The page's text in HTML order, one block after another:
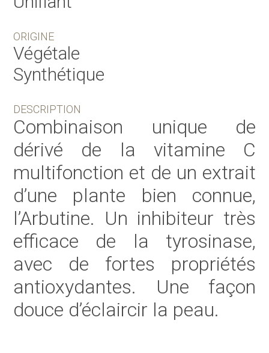
ORIGINE
Végétale
Synthétique
DESCRIPTION
Combinaison unique de
dérivé de la vitamine C
multifonction et de un extrait
d’une plante bien connue,
l’Arbutine. Un inhibiteur très
efficace de la tyrosinase,
avec de fortes propriétés
antioxydantes. Une façon
douce d’éclaircir la peau.